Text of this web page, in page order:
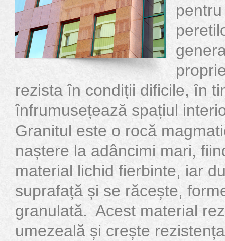
rezista în condiții dificile, în
înfrumusețează spațiul
Granitul este o rocă
naștere la adâncimi mari,
material lichid fierbinte, iar
suprafață și se răcește,
granulată. Acest material
umezeală și crește